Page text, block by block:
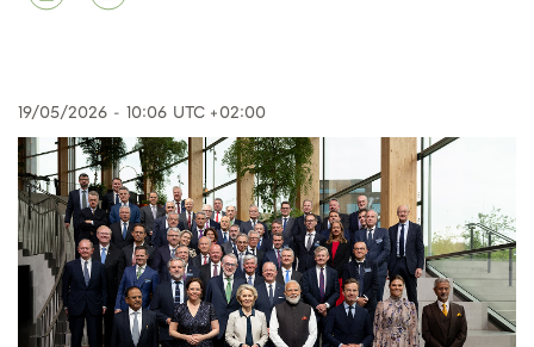
19/05/2026 - 10:06 UTC +02:00